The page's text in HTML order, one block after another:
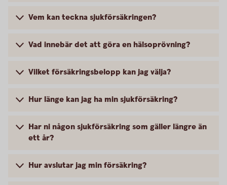
Vem kan teckna sjukförsäkringen?
Vad innebär det att göra en hälsoprövning?
Vilket försäkringsbelopp kan jag välja?
Hur länge kan jag ha min sjukförsäkring?
Har ni någon sjukförsäkring som gäller längre än
ett år?
Hur avslutar jag min försäkring?